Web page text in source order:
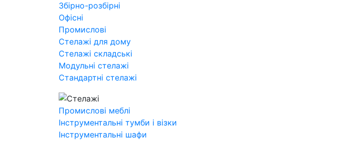
Збірно-розбірні
Офісні
Промислові
Стелажі для дому
Стелажі складські
Модульні стелажі
Стандартні стелажі
Промислові меблі
Інструментальні тумби і візки
Інструментальні шафи